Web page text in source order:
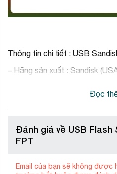
Thông tin chi tiết : USB
– Hãng sản xuất : Sandisk
– Dung lượng : 32GB 16Gb
– Xuất xứ : China
Đọc
Đánh giá về USB Flash
FPT
Email của bạn sẽ không được